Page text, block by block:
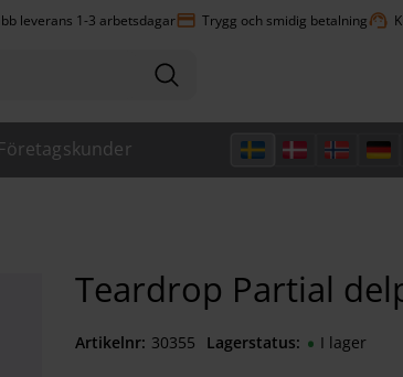
leverans 1-3 arbetsdagarpayment Trygg och smidig betalningsupport_agent
Företagskunder
Teardrop Partial
Lagerstatus I lager
Artikelnr 303550801